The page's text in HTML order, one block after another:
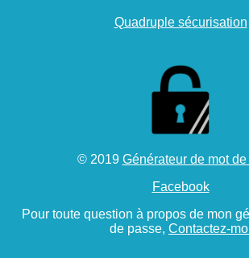
Quadruple sécurisation
© 2019 Générateur de mot
Facebook
Pour toute question à propos de mon
de passe, Contactez-